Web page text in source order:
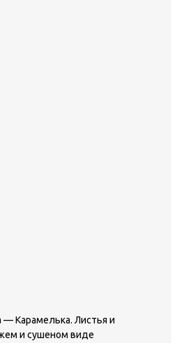
— Карамелька. Листья и
и сушеном виде